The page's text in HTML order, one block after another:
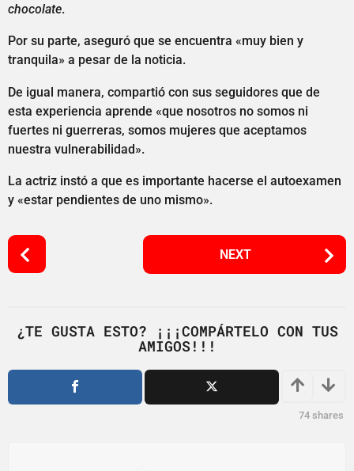
chocolate.
Por su parte, aseguró que se encuentra «muy bien y
tranquila» a pesar de la noticia.
De igual manera, compartió con sus seguidores que de
esta experiencia aprende «que nosotros no somos ni
fuertes ni guerreras, somos mujeres que aceptamos
nuestra vulnerabilidad».
La actriz instó a que es importante hacerse el autoexamen
y «estar pendientes de uno mismo».
P
o
g
n
NEXT
¿TE GUSTA ESTO? ¡¡¡COMPÁRTELO CON TUS
AMIGOS!!!
74 shares